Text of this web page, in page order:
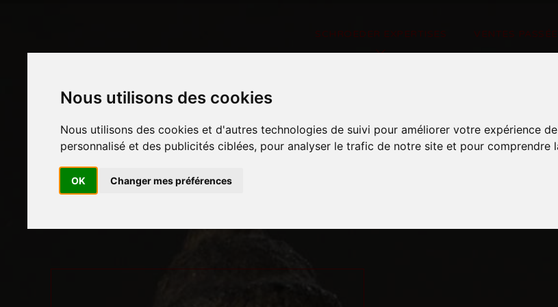
Nous utilisons des cookies
Nous utilisons des cookies et d'autres technologies de suivi pour améliorer votre expérience
personnalisé et des publicités ciblées, pour analyser le trafic de notre site et pour comprendre
OK Changer mes préférences
SCHROEDER EXPERTISES VENTES